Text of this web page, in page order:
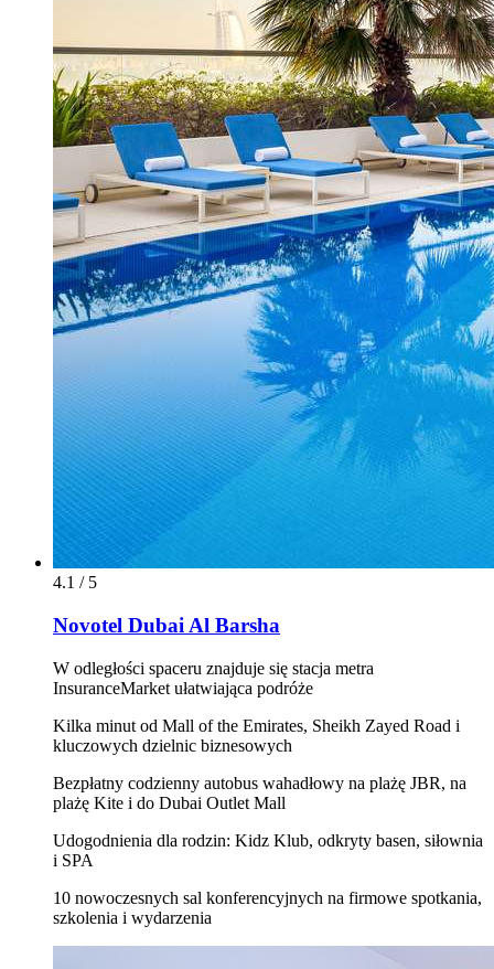
4.1 / 5
Novotel Dubai Al Barsha
W odległości spaceru znajduje się stacja metra
InsuranceMarket ułatwiająca podróże
Kilka minut od Mall of the Emirates, Sheikh Zayed Road i
kluczowych dzielnic biznesowych
Bezpłatny codzienny autobus wahadłowy na plażę JBR, na
plażę Kite i do Dubai Outlet Mall
Udogodnienia dla rodzin: Kidz Klub, odkryty basen, siłownia
i SPA
10 nowoczesnych sal konferencyjnych na firmowe spotkania,
szkolenia i wydarzenia